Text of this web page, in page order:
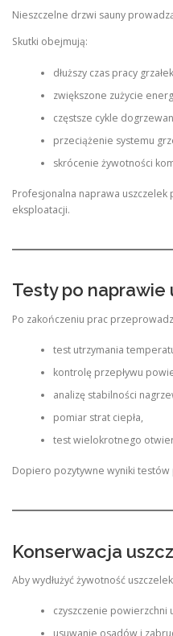
Nieszczelne drzwi sauny
Skutki obejmują:
dłuższy czas pracy
zwiększone zużycie
częstsze cykle
przeciążenie systemu
skrócenie żywotności
Profesjonalna naprawa uszczelek
eksploatacji.
Testy po naprawie
Po zakończeniu prac
test utrzymania
kontrolę przepływu
analizę stabilności
pomiar strat ciepła,
test wielokrotnego
Dopiero pozytywne wyniki
Konserwacja
Aby wydłużyć żywotność
czyszczenie powierzchni